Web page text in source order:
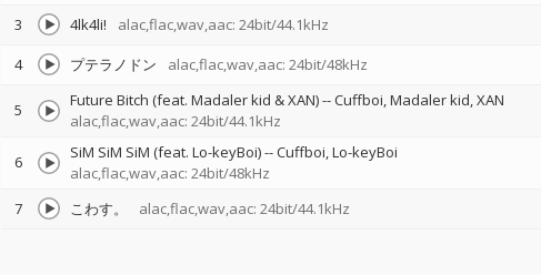
3 4lk4li! alac,flac,wav,aac: 24bit/44.1kHz
4
プテラノドン alac,flac,wav,aac: 24bit/48kHz
5 Future Bitch (feat. Madaler kid & XAN)--Cuffboi Madaler kid XAN
alac,flac,wav,aac: 24bit/44.1kHz
6 SiM SiM SiM (feat. Lo-keyBoi)--Cuffboi Lo-keyBoi
alac,flac,wav,aac: 24bit/48kHz
7 こわす。 alac,flac,wav,aac: 24bit/44.1kHz